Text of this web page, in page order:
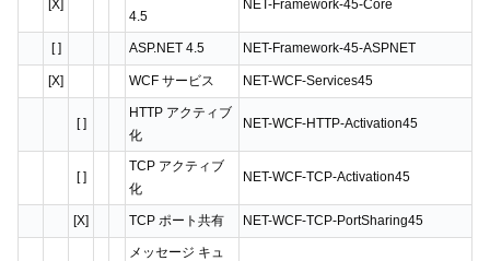
[X]
4.5
NET-Framework-45-Core
[ ] ASP.NET 4.5 NET-Framework-45-ASPNET
[X] WCF サービス NET-WCF-Services45
[ ]
HTTP アクティブ
化
NET-WCF-HTTP-Activation45
[ ]
TCP アクティブ
化
NET-WCF-TCP-Activation45
[X] TCP ポート共有 NET-WCF-TCP-PortSharing45
メッセージ キュ